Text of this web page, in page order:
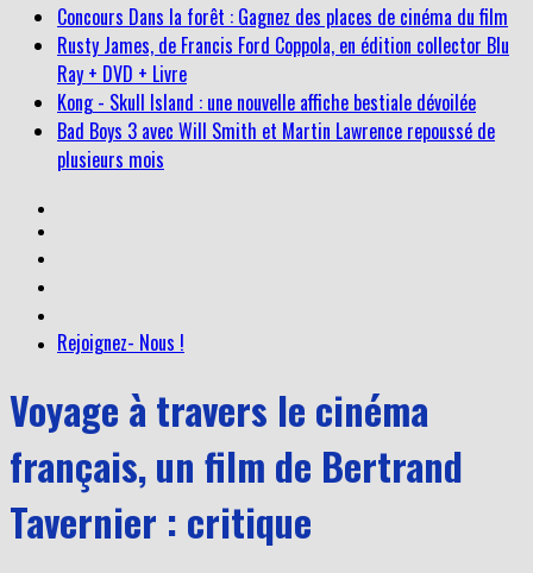
Concours Dans la forêt : Gagnez des places de cinéma du film
Rusty James, de Francis Ford Coppola, en édition collector Blu
Ray + DVD + Livre
Kong - Skull Island : une nouvelle affiche bestiale dévoilée
Bad Boys 3 avec Will Smith et Martin Lawrence repoussé de
plusieurs mois
Rejoignez- Nous !
Voyage à travers le cinéma
français, un film de Bertrand
Tavernier : critique